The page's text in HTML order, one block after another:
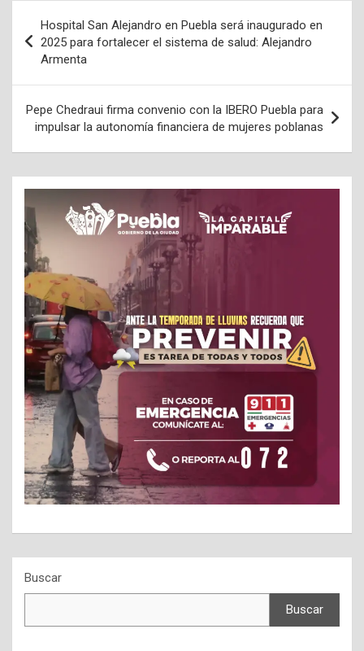
de
entradas
Hospital San Alejandro en Puebla será inaugurado en
2025 para fortalecer el sistema de salud: Alejandro
Armenta
Pepe Chedraui firma convenio con la IBERO Puebla para
impulsar la autonomía financiera de mujeres poblanas
Buscar
Buscar